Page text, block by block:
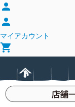
person
person
マイアカウント
shopping_cart